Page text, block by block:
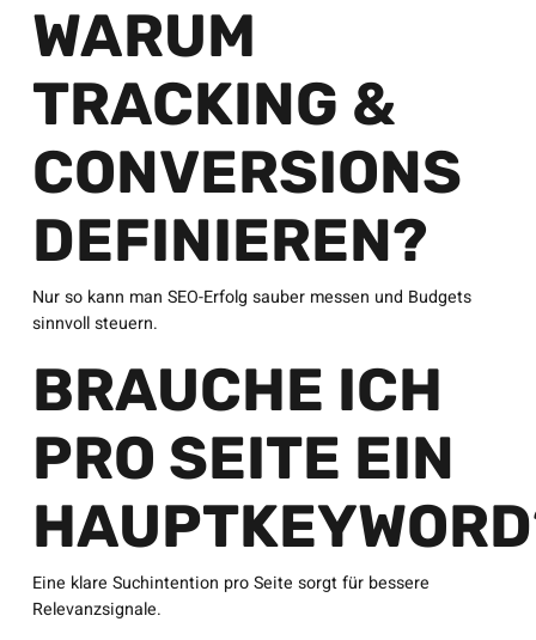
WARUM
TRACKING &
CONVERSIONS
DEFINIEREN?
Nur so kann man SEO-Erfolg sauber messen und Budgets
sinnvoll steuern.
BRAUCHE ICH
PRO SEITE EIN
Eine klare Suchintention pro Seite sorgt für bessere
Relevanzsignale.